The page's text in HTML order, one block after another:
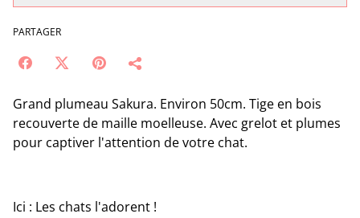
PARTAGER
Grand plumeau Sakura. Environ 50cm. Tige en bois
recouverte de maille moelleuse. Avec grelot et plumes
pour captiver l'attention de votre chat.
Ici : Les chats l'adorent !